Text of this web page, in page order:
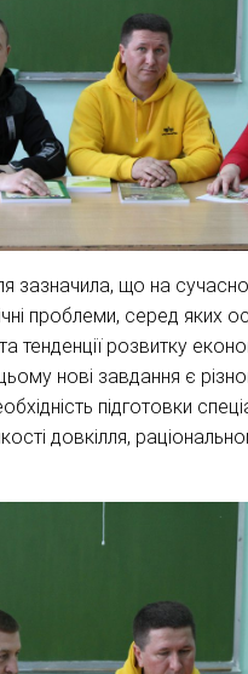
зазначила, що на
проблеми, серед яких
тенденції розвитку
нові завдання є
підготовки
довкілля,